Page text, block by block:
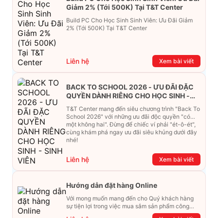
Giảm 2% (Tới 500K) Tại T&T Center
Build PC Cho Học Sinh Sinh Viên: Ưu Đãi Giảm
2% (Tới 500K) Tại T&T Center
Liên hệ Xem bài viết
BACK TO SCHOOL 2026 - ƯU ĐÃI ĐẶC
QUYỀN DÀNH RIÊNG CHO HỌC SINH -
T&T Center mang đến siêu chương trình "Back To
School 2026" với những ưu đãi độc quyền "có
một không hai". Đừng để chiếc ví phải "ét-ô-ét",
cùng khám phá ngay ưu đãi siêu khủng dưới đây
nhé!
Liên hệ Xem bài viết
Hướng dẫn đặt hàng Online
Với mong muốn mang đến cho Quý khách hàng
sự tiện lợi trong việc mua sắm sản phẩm công
nghệ từ xa. Trong bài viết này, T&T Center sẽ